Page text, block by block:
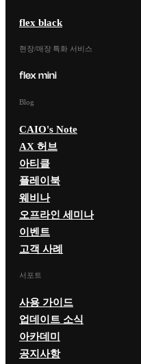
flex black
현장/매장 특화 서비스
Blog
CAIO's Note
AX 허브
아티클
플레이북
웨비나
오프라인 세미나
이벤트
고객 사례
서포트
사용 가이드
업데이트 소식
아카데미
공지사항